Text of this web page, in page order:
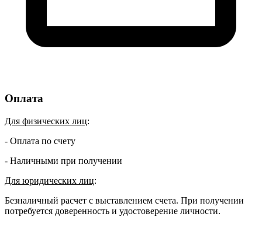
Оплата
Для физических лиц:
- Оплата по счету
- Наличными при получении
Для юридических лиц:
Безналичный расчет с выставлением счета. При получении
потребуется доверенность и удостоверение личности.